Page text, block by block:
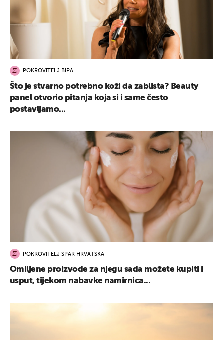
POKROVITELJ BIPA
Što je stvarno potrebno koži da zablista? Beauty
panel otvorio pitanja koja si i same često
postavljamo...
POKROVITELJ SPAR HRVATSKA
Omiljene proizvode za njegu sada možete kupiti i
usput, tijekom nabavke namirnica...